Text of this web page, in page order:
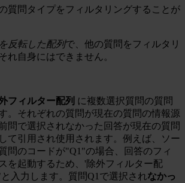
質問タイプをフィルタリングすることが
反転した配列で、他の質問をフィルタリ
れ自身にはできません。
フィルター配列 に複数選択質問の質問
。それぞれの質問が現在の質問の情報源
問で選択されなかった回答が現在の質問
て引用され使用されます。例えば、ソー
問のコードが"Q1"の場合、回答のフィ
を起動するため、'除外フィルター配
入力します。質問Q1で選択されなかっ